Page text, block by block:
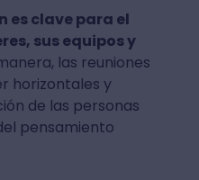
es clave para el
sus equipos y
las reuniones
horizontales y
de las personas
pensamiento